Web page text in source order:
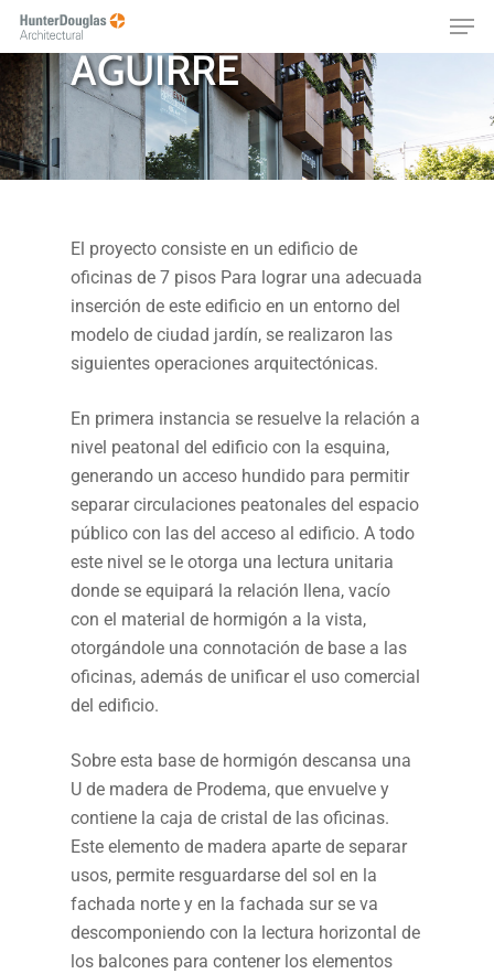
Skip
main
content
FRANCISCO DE
AGUIRRE
El proyecto consiste en un edificio de
oficinas de 7 pisos Para lograr una adecuada
inserción de este edificio en un entorno del
modelo de ciudad jardín, se realizaron las
siguientes operaciones arquitectónicas.
En primera instancia se resuelve la relación a
nivel peatonal del edificio con la esquina,
generando un acceso hundido para permitir
separar circulaciones peatonales del espacio
público con las del acceso al edificio. A todo
este nivel se le otorga una lectura unitaria
donde se equipará la relación llena, vacío
con el material de hormigón a la vista,
otorgándole una connotación de base a las
oficinas, además de unificar el uso comercial
del edificio.
Sobre esta base de hormigón descansa una
U de madera de Prodema, que envuelve y
contiene la caja de cristal de las oficinas.
Este elemento de madera aparte de separar
usos, permite resguardarse del sol en la
fachada norte y en la fachada sur se va
descomponiendo con la lectura horizontal de
los balcones para contener los elementos